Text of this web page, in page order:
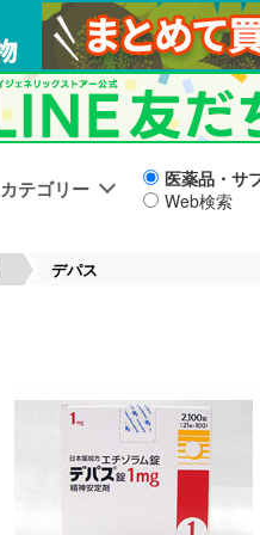
カテゴリー
医薬品・サ
Web検索
デパス